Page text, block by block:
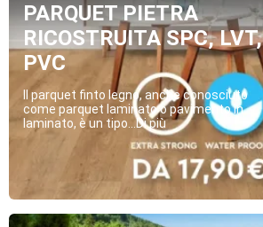
PARQUET PIETRA
RICOSTRUITA SPC, LVT,
PVC
Il parquet finto legno, anche conosciuto
come parquet laminato o pavimento in
laminato, è un tipo...Di più